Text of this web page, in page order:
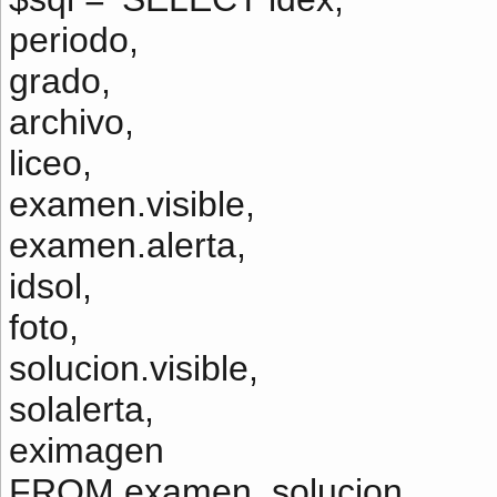
periodo,
grado,
archivo,
liceo,
examen.visible,
examen.alerta,
idsol,
foto,
solucion.visible,
solalerta,
eximagen